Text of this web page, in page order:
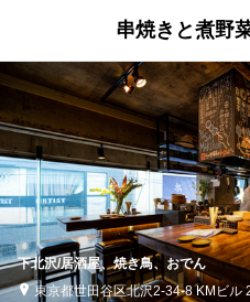
串焼きと煮野
下北沢/居酒屋、焼き鳥、おでん
東京都世田谷区北沢2-34-8 KMビル